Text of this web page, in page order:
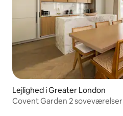
Lejlighed i Greater London
Covent Garden 2 soveværelser